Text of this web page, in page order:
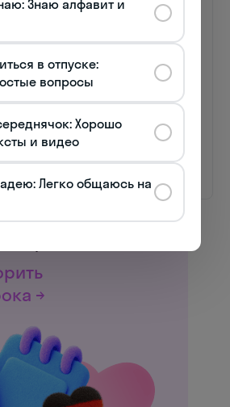
Realisierte drei internationale
Projekte mit einem Budget von
500.000 €. (Реализовал три
бюджетом 500 000 €)
Betreute Key-Account-Kunden
aus dem Automobilsektor.
клиентов из автомобильного
сектора)
→
Знаю алфавит и
в отпуске:
вопросы
Хорошо
и видео
Легко общаюсь на